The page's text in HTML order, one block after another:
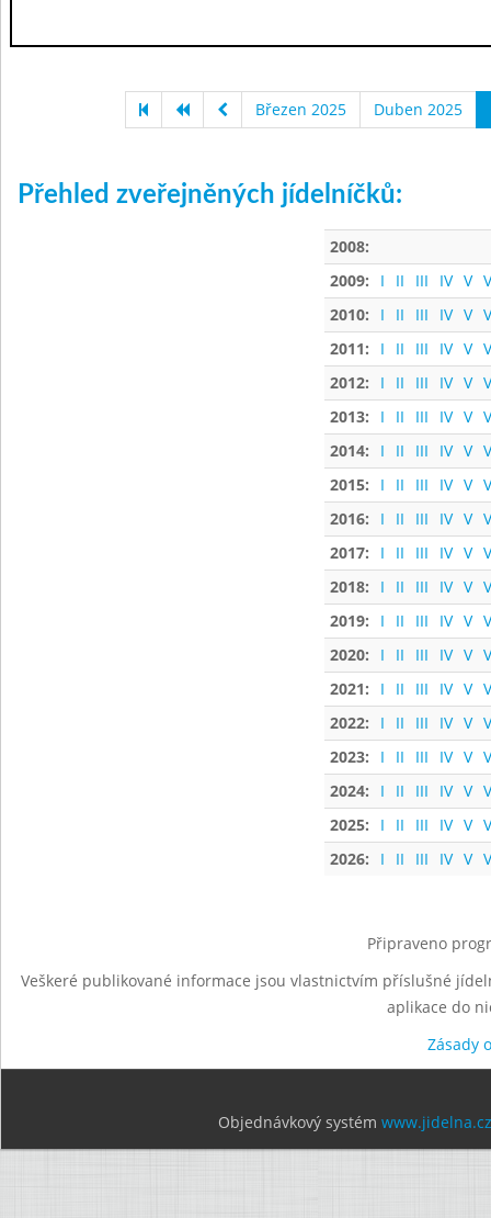
Březen 2025 Duben 2025
Přehled zveřejněných jídelníčků:
2008:
2009:
I II III IV V
2010:
I II III IV V
2011:
I II III IV V
2012:
I II III IV V
2013:
I II III IV V
2014:
I II III IV V
2015:
I II III IV V
2016:
I II III IV V
2017:
I II III IV V
2018:
I II III IV V
2019:
I II III IV V
2020:
I II III IV V
2021:
I II III IV V
2022:
I II III IV V
2023:
I II III IV V
2024:
I II III IV V
2025:
I II III IV V
2026:
I II III IV V
Připraveno
Veškeré publikované informace jsou vlastnictvím příslušné
aplikace do
Zásady
Objednávkový systém www.jidelna.cz